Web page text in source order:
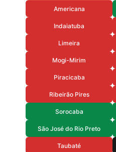
Americana
Indaiatuba
Limeira
Mogi-Mirim
Piracicaba
Ribeirão Pires
Sorocaba
São José do Rio Preto
Taubaté